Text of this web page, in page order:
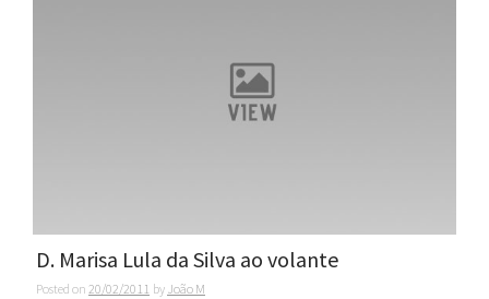
D. Marisa Lula da Silva ao volante
Posted on 20/02/2011 by João M